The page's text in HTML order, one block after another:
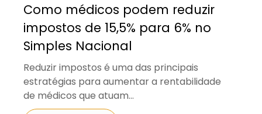
Como médicos podem reduzir
impostos de 15,5% para 6% no
Simples Nacional
Reduzir impostos é uma das principais
estratégias para aumentar a rentabilidade
de médicos que atuam...